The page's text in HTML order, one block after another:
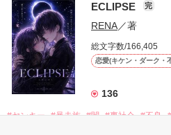
「好きだったから、別れを選んだ。
モテる人を好きになるのが怖かった
だから私は、中学時代に大好きだ
もう会うことはないと思っていたの
高校生になって再会した彼は、隣
ECLIPSE 完
RENA／著
総文字数/166,405
恋愛(キケン・ダーク・
136
#ヤンキー #暴走族 #闇 #裏社会 #不良